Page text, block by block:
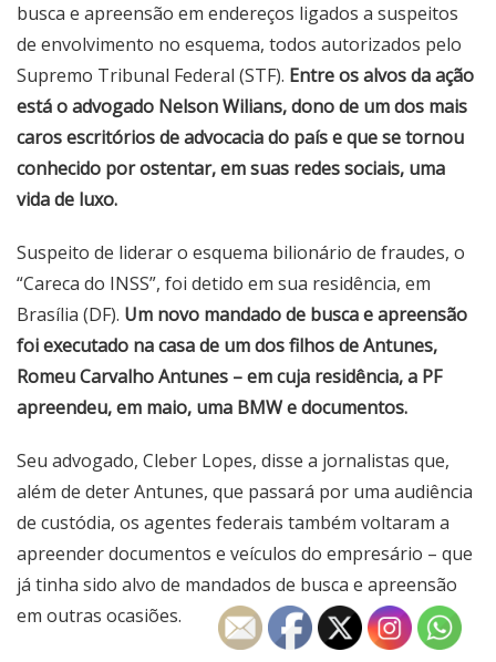
busca e apreensão em endereços ligados a suspeitos
de envolvimento no esquema, todos autorizados pelo
Supremo Tribunal Federal (STF). Entre os alvos da ação
está o advogado Nelson Wilians, dono de um dos mais
caros escritórios de advocacia do país e que se tornou
conhecido por ostentar, em suas redes sociais, uma
vida de luxo.
Suspeito de liderar o esquema bilionário de fraudes, o
“Careca do INSS”, foi detido em sua residência, em
Brasília (DF). Um novo mandado de busca e apreensão
foi executado na casa de um dos filhos de Antunes,
Romeu Carvalho Antunes – em cuja residência, a PF
apreendeu, em maio, uma BMW e documentos.
Seu advogado, Cleber Lopes, disse a jornalistas que,
além de deter Antunes, que passará por uma audiência
de custódia, os agentes federais também voltaram a
apreender documentos e veículos do empresário – que
já tinha sido alvo de mandados de busca e apreensão
em outras ocasiões.